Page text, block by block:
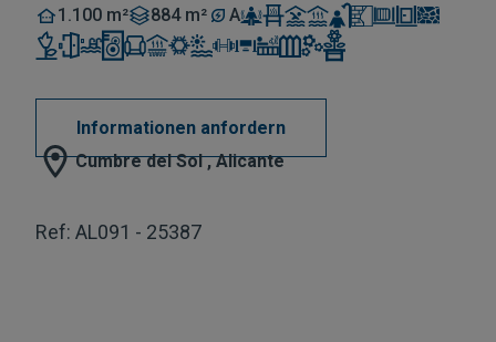
1.100 m²
884 m² A
Informationen anfordern
Cumbre del Sol , Alicante
Ref: AL091 - 25387